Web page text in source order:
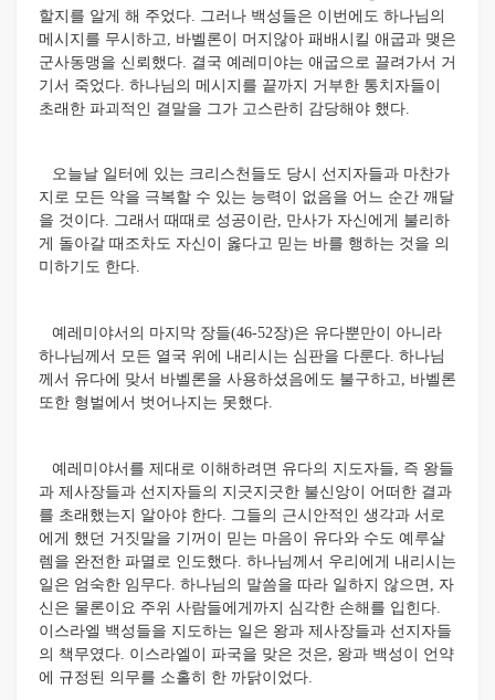
할지를 알게 해 주었다. 그러나 백성들은 이번에도 하나님의
메시지를 무시하고, 바벨론이 머지않아 패배시킬 애굽과 맺은
군사동맹을 신뢰했다. 결국 예레미야는 애굽으로 끌려가서 거
기서 죽었다. 하나님의 메시지를 끝까지 거부한 통치자들이
초래한 파괴적인 결말을 그가 고스란히 감당해야 했다.
오늘날 일터에 있는 크리스천들도 당시 선지자들과 마찬가
지로 모든 악을 극복할 수 있는 능력이 없음을 어느 순간 깨달
을 것이다. 그래서 때때로 성공이란, 만사가 자신에게 불리하
게 돌아갈 때조차도 자신이 옳다고 믿는 바를 행하는 것을 의
미하기도 한다.
예레미야서의 마지막 장들(46-52장)은 유다뿐만이 아니라
하나님께서 모든 열국 위에 내리시는 심판을 다룬다. 하나님
께서 유다에 맞서 바벨론을 사용하셨음에도 불구하고, 바벨론
또한 형벌에서 벗어나지는 못했다.
예레미야서를 제대로 이해하려면 유다의 지도자들, 즉 왕들
과 제사장들과 선지자들의 지긋지긋한 불신앙이 어떠한 결과
를 초래했는지 알아야 한다. 그들의 근시안적인 생각과 서로
에게 했던 거짓말을 기꺼이 믿는 마음이 유다와 수도 예루살
렘을 완전한 파멸로 인도했다. 하나님께서 우리에게 내리시는
일은 엄숙한 임무다. 하나님의 말씀을 따라 일하지 않으면, 자
신은 물론이요 주위 사람들에게까지 심각한 손해를 입힌다.
이스라엘 백성들을 지도하는 일은 왕과 제사장들과 선지자들
의 책무였다. 이스라엘이 파국을 맞은 것은, 왕과 백성이 언약
에 규정된 의무를 소홀히 한 까닭이었다.